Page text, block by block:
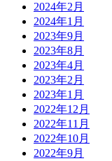
2024年2月
2024年1月
2023年9月
2023年8月
2023年4月
2023年2月
2023年1月
2022年12月
2022年11月
2022年10月
2022年9月